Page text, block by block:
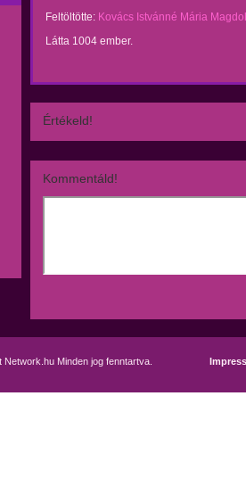
Feltöltötte: Kovács Istvánné Mária
Látta 1004 ember.
Értékeld!
Kommentáld!
Minden jog fenntartva.